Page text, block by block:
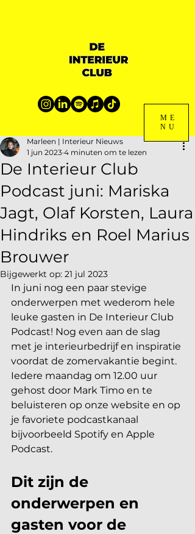
ME
NU
De Interieur Club
Podcast juni: Mariska
Jagt, Olaf Korsten, Laura
Hindriks en Roel Marius
Brouwer
Marleen | Interieur Nieuws
1 jun 2023 4 minuten om te lezen
Bijgewerkt op: 21 jul 2023
In juni nog een paar stevige
onderwerpen met wederom hele
leuke gasten in De Interieur Club
Podcast! Nog even aan de slag
met je interieurbedrijf en inspiratie
voordat de zomervakantie begint.
Iedere maandag om 12.00 uur
gehost door Mark Timo en te
beluisteren op onze website en op
je favoriete podcastkanaal
bijvoorbeeld Spotify en Apple
Podcast.
Dit zijn de
onderwerpen en
gasten voor de